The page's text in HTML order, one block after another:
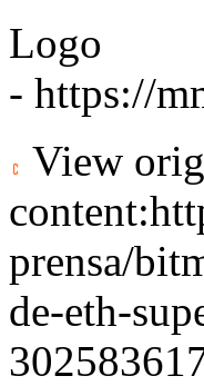
Logo
- https://
View
content:
prensa/
de-eth-